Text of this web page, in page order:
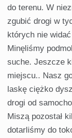
do terenu. W
zgubić drogi w
których nie
Minęliśmy
suche. Jeszcze
miejscu.. Nasz
laskę ciężko
drogi od
Miszą pozostał
dotarliśmy do